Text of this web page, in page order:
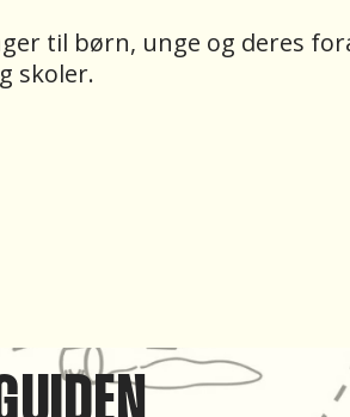
til børn, unge og deres
skoler.